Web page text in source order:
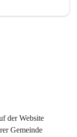
der Website
Gemeinde